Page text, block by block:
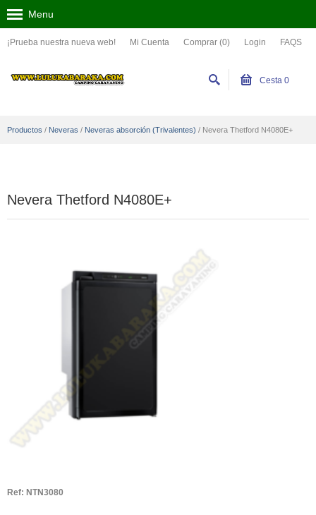
¡Prueba nuestra nueva web! Mi Cuenta Comprar (0) Login FAQS
Menu
Cesta 0
Productos / Neveras / Neveras absorción (Trivalentes) / Nevera Thetford N4080E+
Nevera Thetford N4080E+
Ref: NTN3080